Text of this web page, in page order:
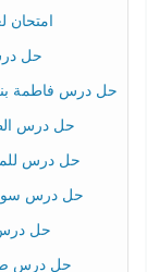
امتحان
حل
حل درس فاطمة
حل درس
حل درس
حل درس سورة الواقعة 57-74
حل درس
حل درس صدق